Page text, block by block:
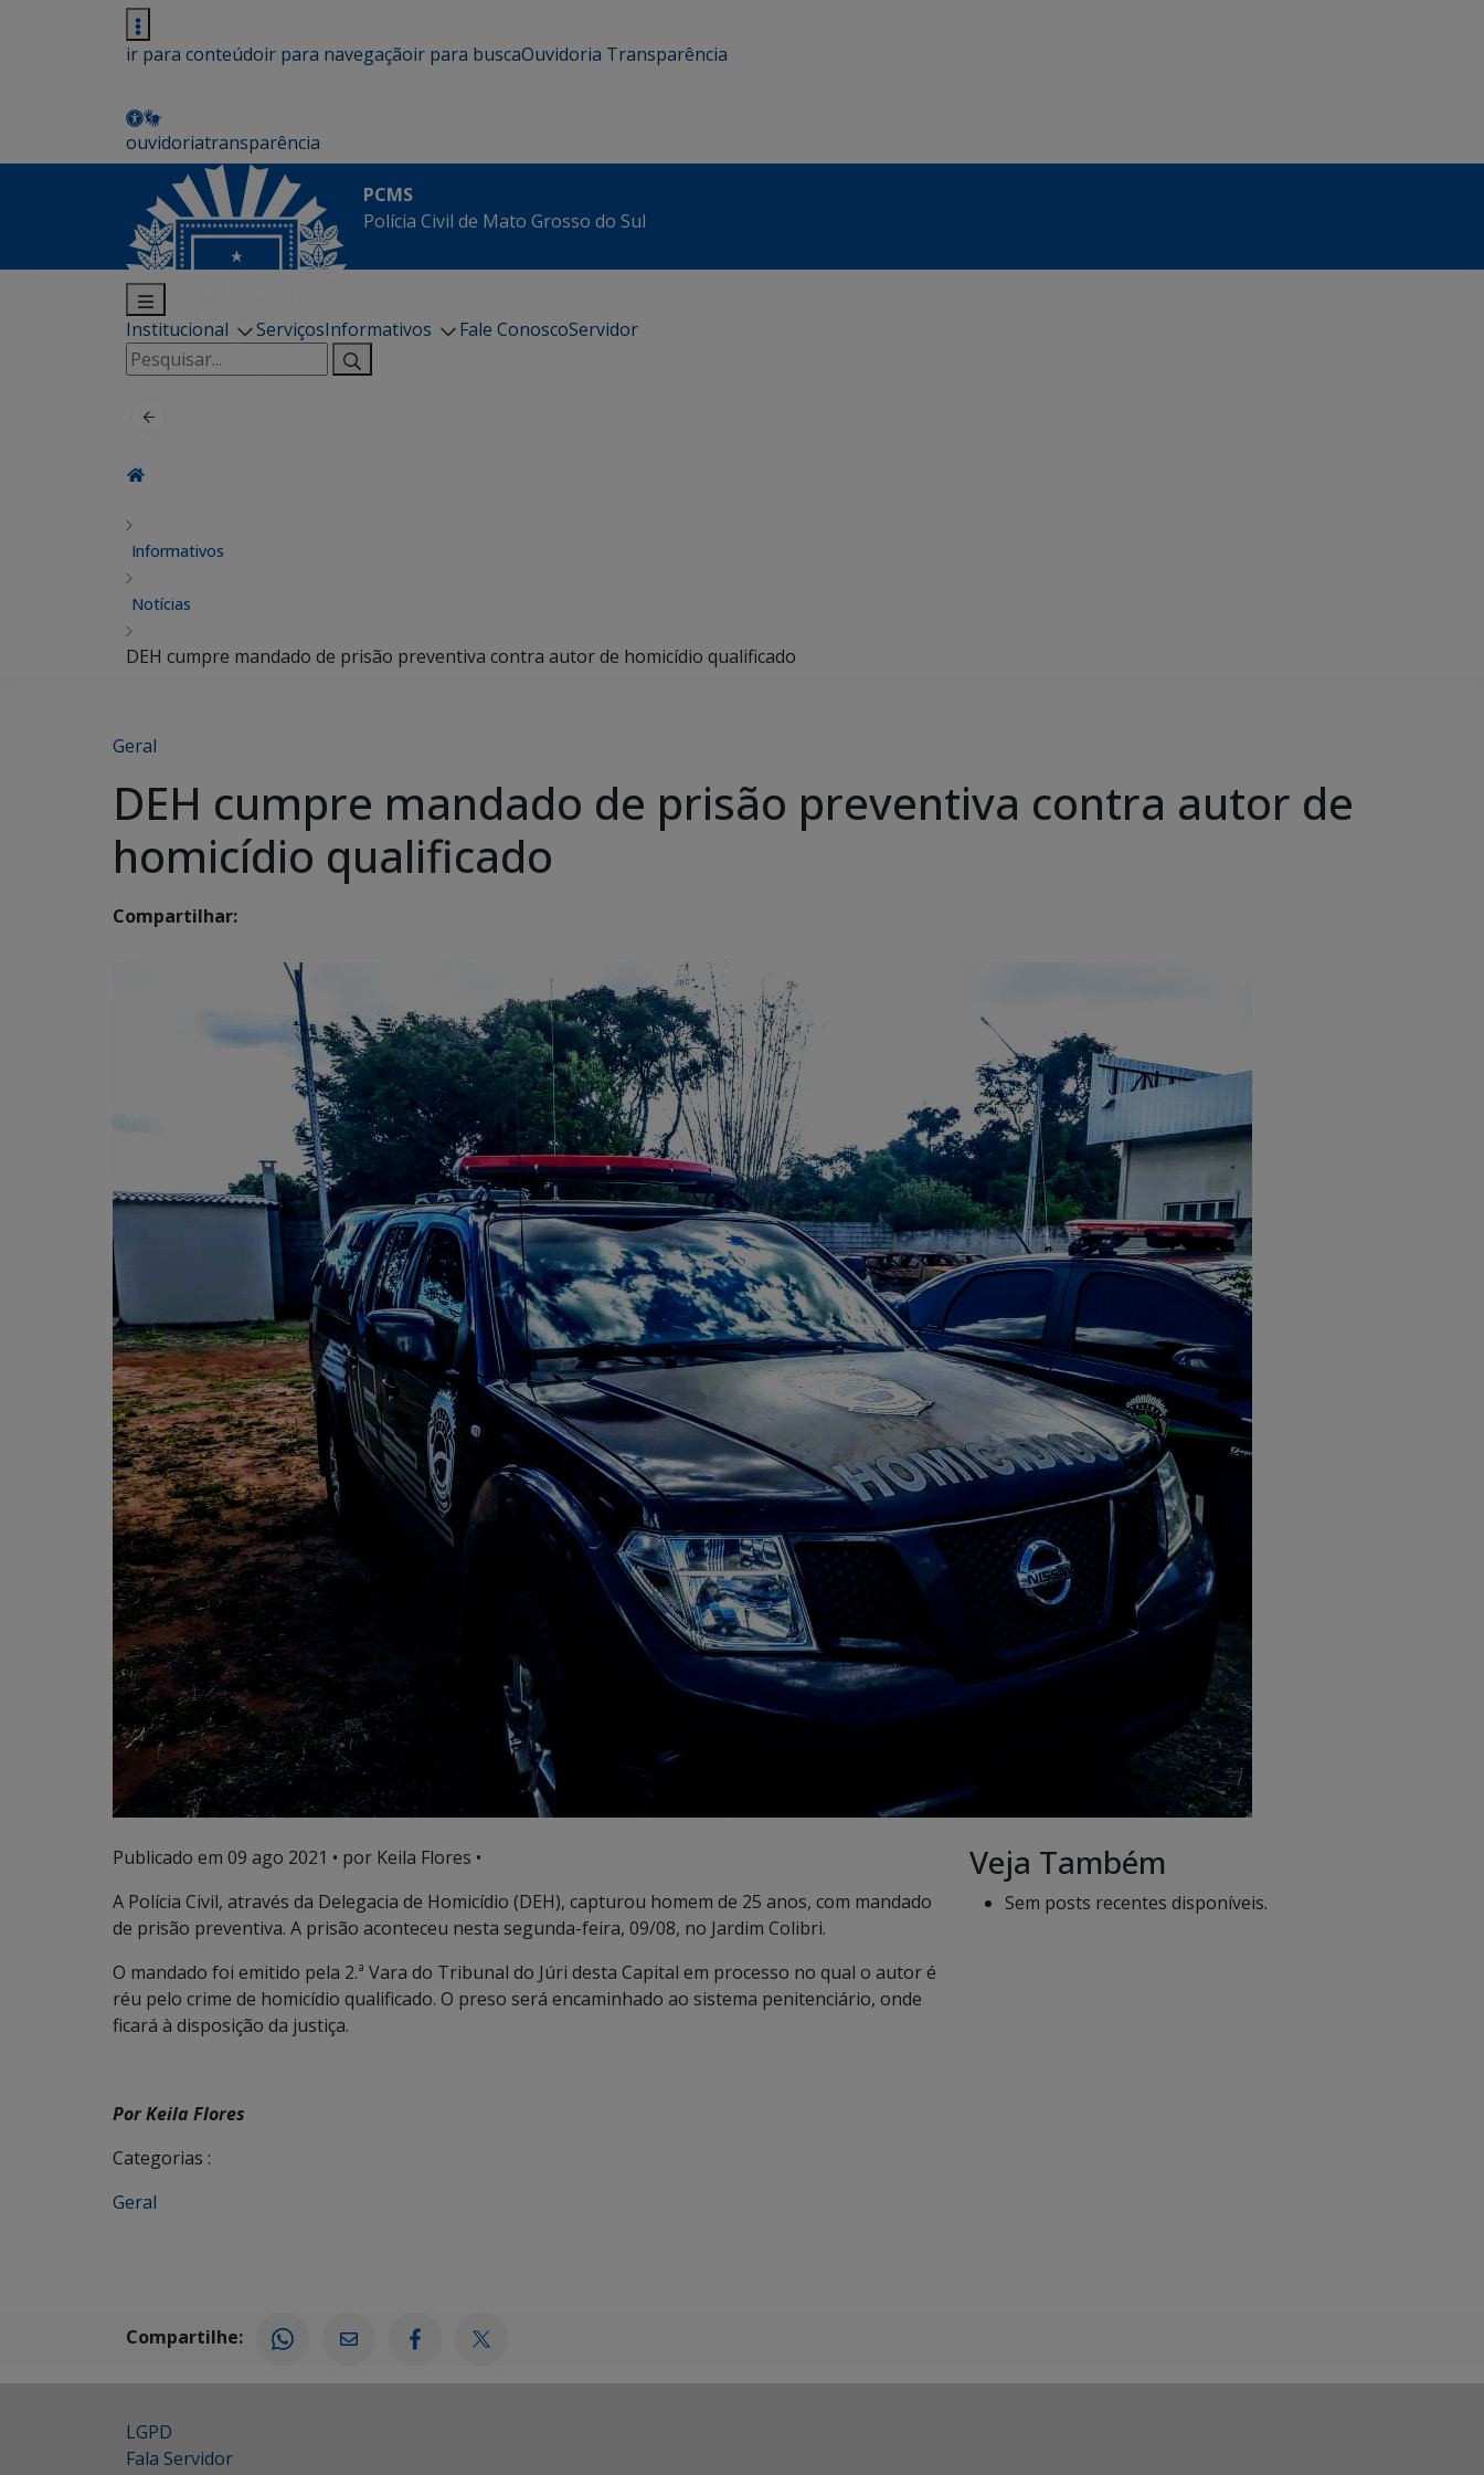
ir para conteúdoir para navegaçãoir para buscaOuvidoria Transparência
ouvidoriatransparência
PCMS
Polícia Civil de Mato Grosso do Sul
Institucional ServiçosInformativos Fale ConoscoServidor
Pesquisar
por:
Informativos
Notícias
DEH cumpre mandado de prisão preventiva contra autor de homicídio qualificado
Geral
DEH cumpre mandado de prisão preventiva contra autor de
homicídio qualificado
Compartilhar:
Publicado em 09 ago 2021 • por Keila Flores •
A Polícia Civil, através da Delegacia de Homicídio (DEH), capturou homem de 25 anos, com mandado
de prisão preventiva. A prisão aconteceu nesta segunda-feira, 09/08, no Jardim Colibri.
O mandado foi emitido pela 2.ª Vara do Tribunal do Júri desta Capital em processo no qual o autor é
réu pelo crime de homicídio qualificado. O preso será encaminhado ao sistema penitenciário, onde
ficará à disposição da justiça.
Por Keila Flores
Categorias :
Geral
Veja Também
Sem posts recentes disponíveis.
Compartilhe:
LGPD
Fala Servidor